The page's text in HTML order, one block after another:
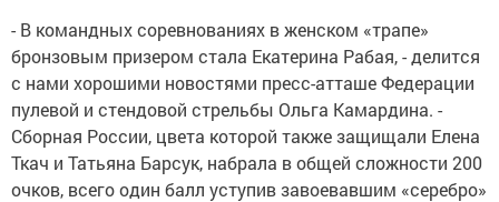
- В командных соревнованиях в женском «трапе»
бронзовым призером стала Екатерина Рабая, - делится
с нами хорошими новостями пресс-атташе Федерации
пулевой и стендовой стрельбы Ольга Камардина. -
Сборная России, цвета которой также защищали Елена
Ткач и Татьяна Барсук, набрала в общей сложности 200
очков, всего один балл уступив завоевавшим «серебро»